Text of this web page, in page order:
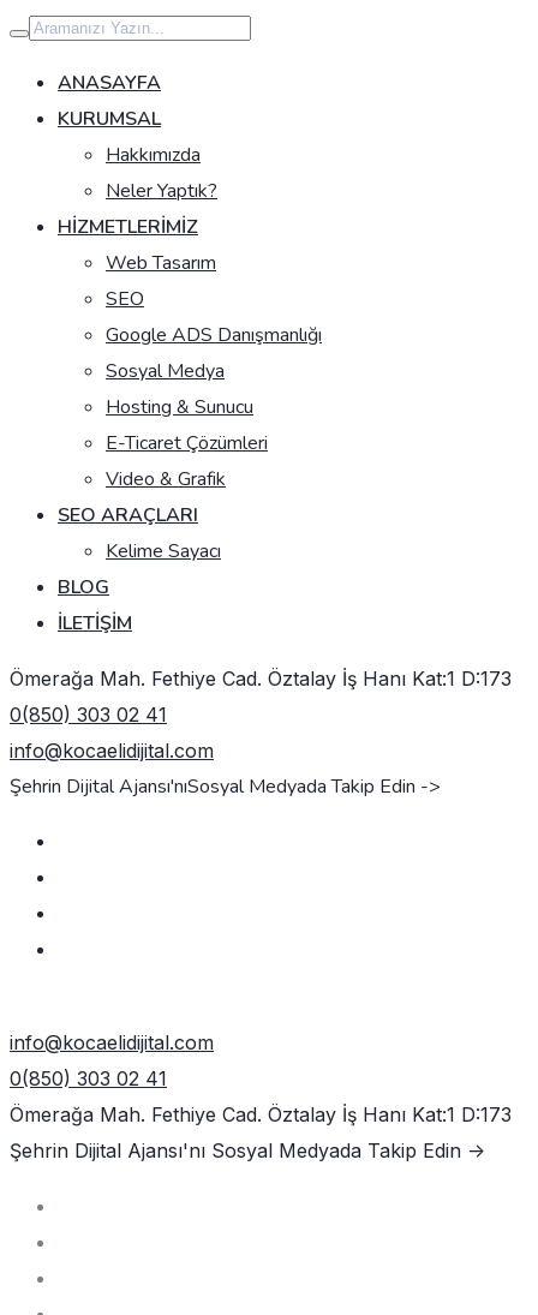
İçeriğe
geç
ANASAYFA
KURUMSAL
Hakkımızda
Neler Yaptık?
HIZMETLERIMIZ
Web Tasarım
SEO
Google ADS Danışmanlığı
Sosyal Medya
Hosting & Sunucu
E-Ticaret Çözümleri
Video & Grafik
SEO ARAÇLARI
Kelime Sayacı
BLOG
İLETIŞIM
Ömerağa Mah. Fethiye Cad. Öztalay İş Hanı Kat:1 D:173
0(850) 303 02 41
info@kocaelidijital.com
Şehrin Dijital Ajansı'nıSosyal Medyada Takip Edin ->
info@kocaelidijital.com
0(850) 303 02 41
Ömerağa Mah. Fethiye Cad. Öztalay İş Hanı Kat:1 D:173
Şehrin Dijital Ajansı'nı Sosyal Medyada Takip Edin ->